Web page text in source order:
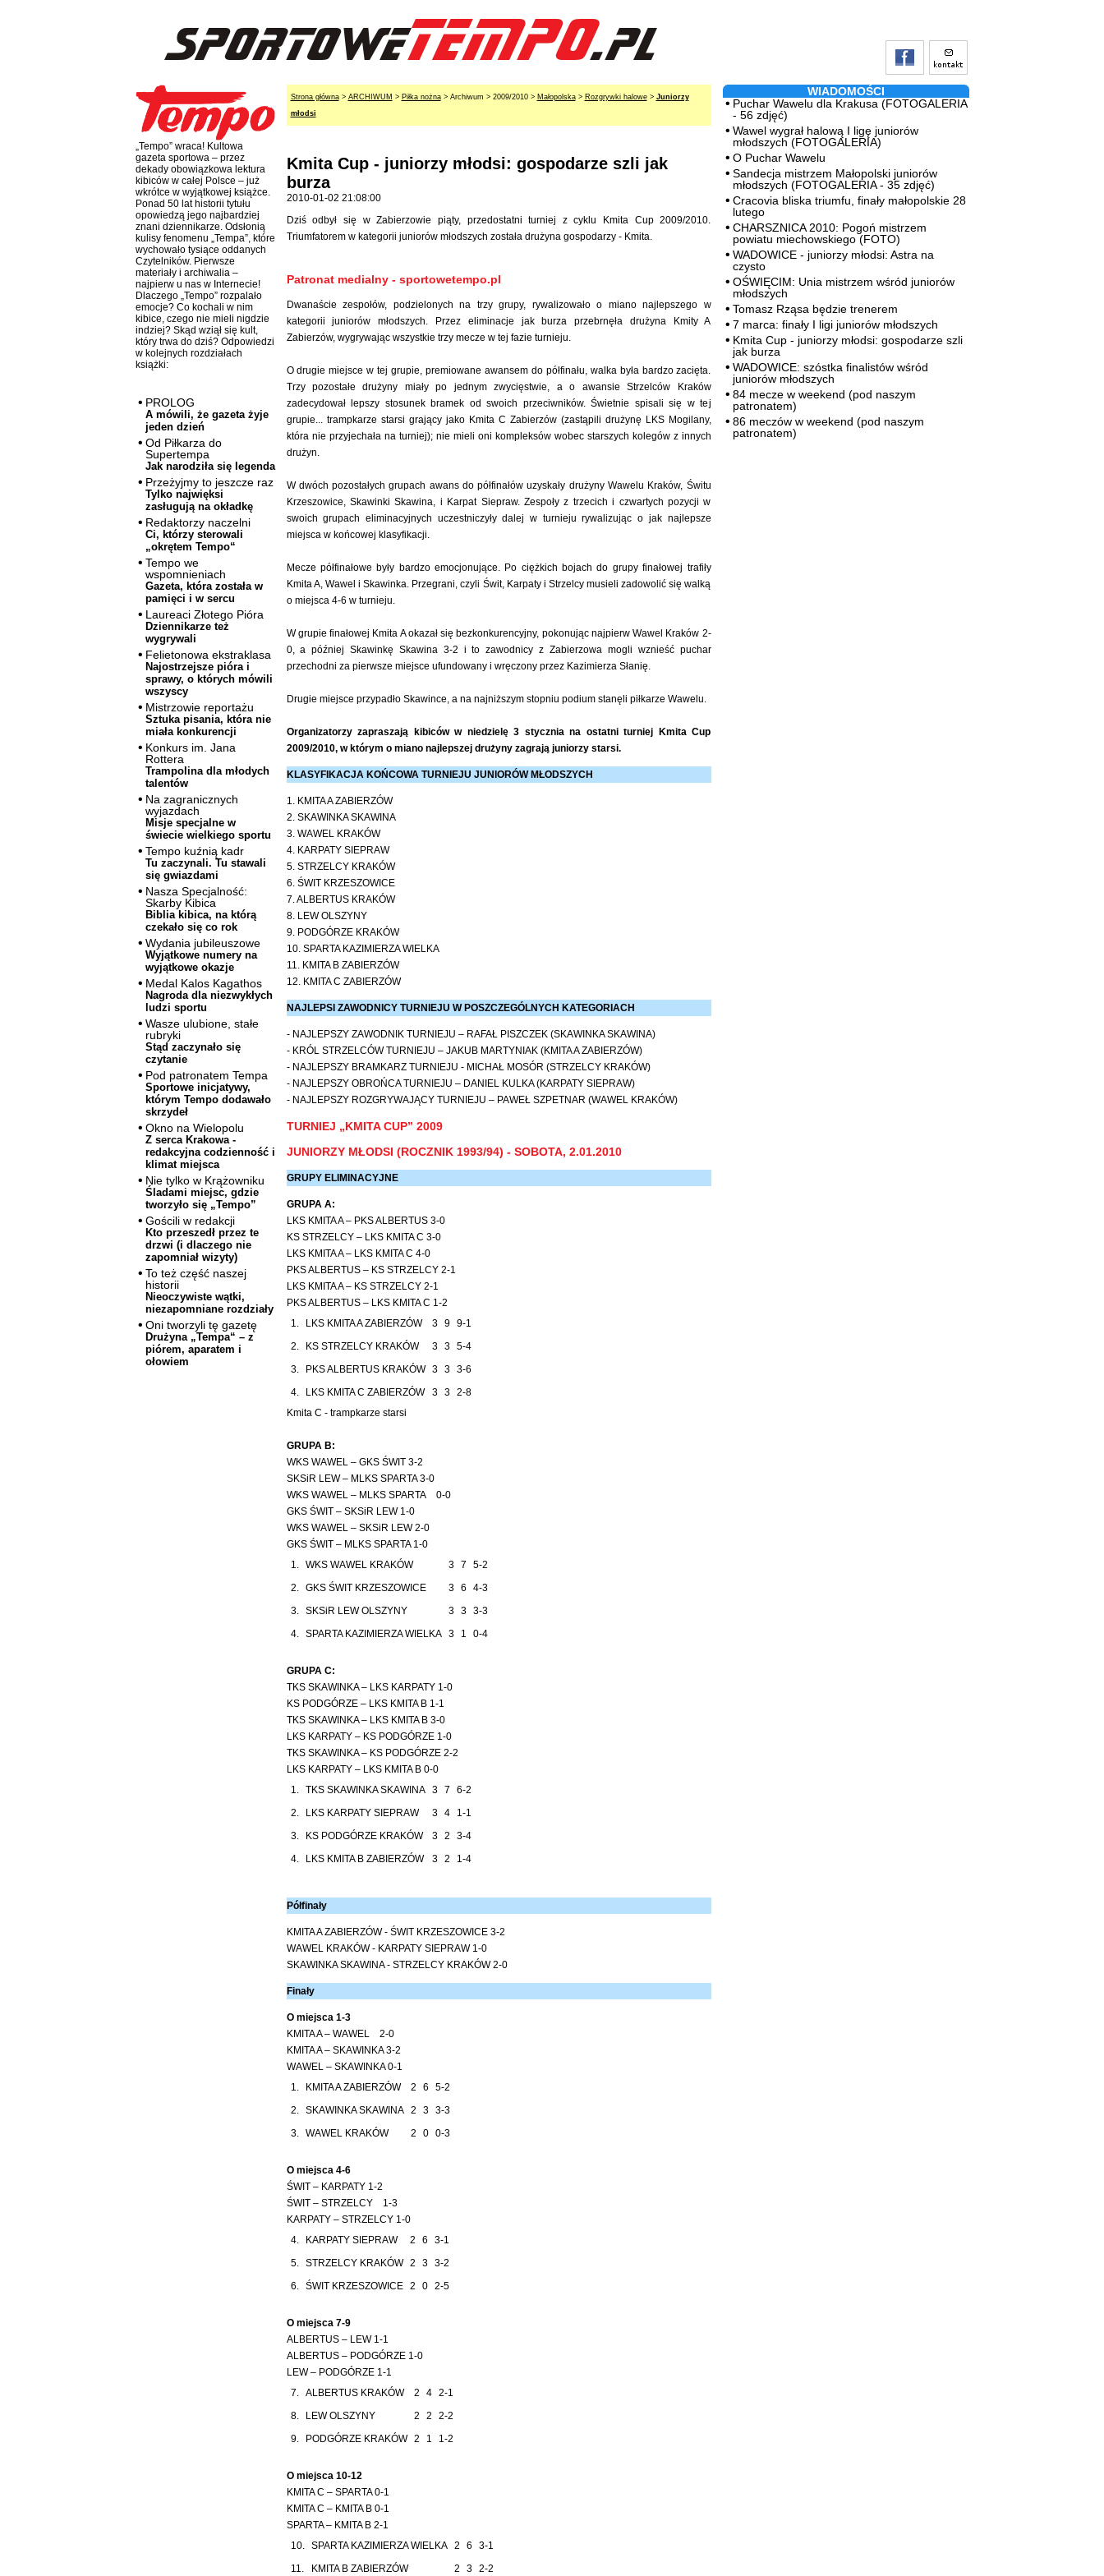
„Tempo” wraca! Kultowa
gazeta sportowa – przez
dekady obowiązkowa lektura
kibiców w całej Polsce – już
wkrótce w wyjątkowej książce.
Ponad 50 lat historii tytułu
opowiedzą jego najbardziej
znani dziennikarze. Odsłonią
kulisy fenomenu „Tempa”, które
wychowało tysiące oddanych
Czytelników. Pierwsze
materiały i archiwalia –
najpierw u nas w Internecie!
Dlaczego „Tempo” rozpalało
emocje? Co kochali w nim
kibice, czego nie mieli nigdzie
indziej? Skąd wziął się kult,
który trwa do dziś? Odpowiedzi
w kolejnych rozdziałach
książki:
PROLOG
A mówili, że gazeta żyje
jeden dzień
Od Piłkarza do
Supertempa
Jak narodziła się legenda
Przeżyjmy to jeszcze raz
Tylko najwięksi
zasługują na okładkę
Redaktorzy naczelni
Ci, którzy sterowali
„okrętem Tempo“
Tempo we
wspomnieniach
Gazeta, która została w
pamięci i w sercu
Laureaci Złotego Pióra
Dziennikarze też
wygrywali
Felietonowa ekstraklasa
Najostrzejsze pióra i
sprawy, o których mówili
wszyscy
Mistrzowie reportażu
Sztuka pisania, która nie
miała konkurencji
Konkurs im. Jana
Rottera
Trampolina dla młodych
talentów
Na zagranicznych
wyjazdach
Misje specjalne w
świecie wielkiego sportu
Tempo kuźnią kadr
Tu zaczynali. Tu stawali
się gwiazdami
Nasza Specjalność:
Skarby Kibica
Biblia kibica, na którą
czekało się co rok
Wydania jubileuszowe
Wyjątkowe numery na
wyjątkowe okazje
Medal Kalos Kagathos
Nagroda dla niezwykłych
ludzi sportu
Wasze ulubione, stałe
rubryki
Stąd zaczynało się
czytanie
Pod patronatem Tempa
Sportowe inicjatywy,
którym Tempo dodawało
skrzydeł
Okno na Wielopolu
Z serca Krakowa -
redakcyjna codzienność i
klimat miejsca
Nie tylko w Krążowniku
Śladami miejsc, gdzie
tworzyło się „Tempo”
Gościli w redakcji
Kto przeszedł przez te
drzwi (i dlaczego nie
zapomniał wizyty)
To też część naszej
historii
Nieoczywiste wątki,
niezapomniane rozdziały
Oni tworzyli tę gazetę
Drużyna „Tempa“ – z
piórem, aparatem i
ołowiem
Strona główna> ARCHIWUM > Piłka nożna> Archiwum > 2009/2010 > Małopolska> Rozgrywki halowe> Juniorzy
młodsi
Kmita Cup - juniorzy młodsi: gospodarze szli jak
burza
2010-01-02 21:08:00
Dziś odbył się w Zabierzowie piąty, przedostatni turniej z cyklu Kmita Cup 2009/2010.
Triumfatorem w kategorii juniorów młodszych została drużyna gospodarzy - Kmita.
Patronat medialny - sportowetempo.pl
Dwanaście zespołów, podzielonych na trzy grupy, rywalizowało o miano najlepszego w
kategorii juniorów młodszych. Przez eliminacje jak burza przebrnęła drużyna Kmity A
Zabierzów, wygrywając wszystkie trzy mecze w tej fazie turnieju.
O drugie miejsce w tej grupie, premiowane awansem do półfinału, walka była bardzo zacięta.
Trzy pozostałe drużyny miały po jednym zwycięstwie, a o awansie Strzelców Kraków
zadecydował lepszy stosunek bramek od swoich przeciwników. Świetnie spisali się w tej
grupie... trampkarze starsi grający jako Kmita C Zabierzów (zastąpili drużynę LKS Mogilany,
która nie przyjechała na turniej); nie mieli oni kompleksów wobec starszych kolegów z innych
drużyn.
W dwóch pozostałych grupach awans do półfinałów uzyskały drużyny Wawelu Kraków, Świtu
Krzeszowice, Skawinki Skawina, i Karpat Siepraw. Zespoły z trzecich i czwartych pozycji w
swoich grupach eliminacyjnych uczestniczyły dalej w turnieju rywalizując o jak najlepsze
miejsca w końcowej klasyfikacji.
Mecze półfinałowe były bardzo emocjonujące. Po ciężkich bojach do grupy finałowej trafiły
Kmita A, Wawel i Skawinka. Przegrani, czyli Świt, Karpaty i Strzelcy musieli zadowolić się walką
o miejsca 4-6 w turnieju.
W grupie finałowej Kmita A okazał się bezkonkurencyjny, pokonując najpierw Wawel Kraków 2-
0, a później Skawinkę Skawina 3-2 i to zawodnicy z Zabierzowa mogli wznieść puchar
przechodni za pierwsze miejsce ufundowany i wręczony przez Kazimierza Słanię.
Drugie miejsce przypadło Skawince, a na najniższym stopniu podium stanęli piłkarze Wawelu.
Organizatorzy zapraszają kibiców w niedzielę 3 stycznia na ostatni turniej Kmita Cup
2009/2010, w którym o miano najlepszej drużyny zagrają juniorzy starsi.
KLASYFIKACJA KOŃCOWA TURNIEJU JUNIORÓW MŁODSZYCH
1. KMITA A ZABIERZÓW
2. SKAWINKA SKAWINA
3. WAWEL KRAKÓW
4. KARPATY SIEPRAW
5. STRZELCY KRAKÓW
6. ŚWIT KRZESZOWICE
7. ALBERTUS KRAKÓW
8. LEW OLSZYNY
9. PODGÓRZE KRAKÓW
10. SPARTA KAZIMIERZA WIELKA
11. KMITA B ZABIERZÓW
12. KMITA C ZABIERZÓW
NAJLEPSI ZAWODNICY TURNIEJU W POSZCZEGÓLNYCH KATEGORIACH
- NAJLEPSZY ZAWODNIK TURNIEJU – RAFAŁ PISZCZEK (SKAWINKA SKAWINA)
- KRÓL STRZELCÓW TURNIEJU – JAKUB MARTYNIAK (KMITA A ZABIERZÓW)
- NAJLEPSZY BRAMKARZ TURNIEJU - MICHAŁ MOSÓR (STRZELCY KRAKÓW)
- NAJLEPSZY OBROŃCA TURNIEJU – DANIEL KULKA (KARPATY SIEPRAW)
- NAJLEPSZY ROZGRYWAJĄCY TURNIEJU – PAWEŁ SZPETNAR (WAWEL KRAKÓW)
TURNIEJ „KMITA CUP” 2009
JUNIORZY MŁODSI (ROCZNIK 1993/94) - SOBOTA, 2.01.2010
GRUPY ELIMINACYJNE
GRUPA A:
LKS KMITA A – PKS ALBERTUS 3-0
KS STRZELCY – LKS KMITA C 3-0
LKS KMITA A – LKS KMITA C 4-0
PKS ALBERTUS – KS STRZELCY 2-1
LKS KMITA A – KS STRZELCY 2-1
PKS ALBERTUS – LKS KMITA C 1-2
1.
LKS KMITA A ZABIERZÓW 3 9
9-1
2.
KS STRZELCY KRAKÓW 3 3
5-4
3.
PKS ALBERTUS KRAKÓW 3 3
3-6
4.
LKS KMITA C ZABIERZÓW 3 3
2-8
Kmita C - trampkarze starsi
GRUPA B:
WKS WAWEL – GKS ŚWIT 3-2
SKSiR LEW – MLKS SPARTA 3-0
WKS WAWEL – MLKS SPARTA 0-0
GKS ŚWIT – SKSiR LEW 1-0
WKS WAWEL – SKSiR LEW 2-0
GKS ŚWIT – MLKS SPARTA 1-0
1.
WKS WAWEL KRAKÓW 3 7
5-2
2.
GKS ŚWIT KRZESZOWICE 3 6
4-3
3.
SKSiR LEW OLSZYNY 3 3
3-3
4.
SPARTA KAZIMIERZA WIELKA 3 1 0-4
GRUPA C:
TKS SKAWINKA – LKS KARPATY 1-0
KS PODGÓRZE – LKS KMITA B 1-1
TKS SKAWINKA – LKS KMITA B 3-0
LKS KARPATY – KS PODGÓRZE 1-0
TKS SKAWINKA – KS PODGÓRZE 2-2
LKS KARPATY – LKS KMITA B 0-0
1.
TKS SKAWINKA SKAWINA 3 7
6-2
2.
LKS KARPATY SIEPRAW 3 4
1-1
3.
KS PODGÓRZE KRAKÓW 3 2
3-4
4.
LKS KMITA B ZABIERZÓW 3 2 1-4
Półfinały
KMITA A ZABIERZÓW - ŚWIT KRZESZOWICE 3-2
WAWEL KRAKÓW - KARPATY SIEPRAW 1-0
SKAWINKA SKAWINA - STRZELCY KRAKÓW 2-0
Finały
O miejsca 1-3
KMITA A – WAWEL 2-0
KMITA A – SKAWINKA 3-2
WAWEL – SKAWINKA 0-1
1.
KMITA A ZABIERZÓW 2 6
5-2
2.
SKAWINKA SKAWINA 2 3
3-3
3.
WAWEL KRAKÓW 2 0 0-3
O miejsca 4-6
ŚWIT – KARPATY 1-2
ŚWIT – STRZELCY 1-3
KARPATY – STRZELCY 1-0
4.
KARPATY SIEPRAW 2 6
3-1
5.
STRZELCY KRAKÓW 2 3
3-2
6.
ŚWIT KRZESZOWICE 2 0 2-5
O miejsca 7-9
ALBERTUS – LEW 1-1
ALBERTUS – PODGÓRZE 1-0
LEW – PODGÓRZE 1-1
7.
ALBERTUS KRAKÓW 2 4
2-1
8.
LEW OLSZYNY 2 2
2-2
9.
PODGÓRZE KRAKÓW 2 1 1-2
O miejsca 10-12
KMITA C – SPARTA 0-1
KMITA C – KMITA B 0-1
SPARTA – KMITA B 2-1
10.
SPARTA KAZIMIERZA WIELKA 2 6
3-1
11.
KMITA B ZABIERZÓW 2 3 2-2
WIADOMOŚCI
Puchar Wawelu dla Krakusa (FOTOGALERIA
- 56 zdjęć)
Wawel wygrał halową I ligę juniorów
młodszych (FOTOGALERIA)
O Puchar Wawelu
Sandecja mistrzem Małopolski juniorów
młodszych (FOTOGALERIA - 35 zdjęć)
Cracovia bliska triumfu, finały małopolskie 28
lutego
CHARSZNICA 2010: Pogoń mistrzem
powiatu miechowskiego (FOTO)
WADOWICE - juniorzy młodsi: Astra na
czysto
OŚWIĘCIM: Unia mistrzem wśród juniorów
młodszych
Tomasz Rząsa będzie trenerem
7 marca: finały I ligi juniorów młodszych
Kmita Cup - juniorzy młodsi: gospodarze szli
jak burza
WADOWICE: szóstka finalistów wśród
juniorów młodszych
84 mecze w weekend (pod naszym
patronatem)
86 meczów w weekend (pod naszym
patronatem)